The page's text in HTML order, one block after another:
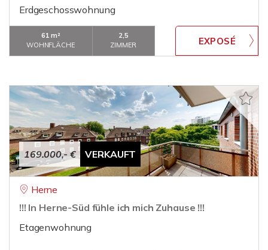
Erdgeschosswohnung
61 m²
WOHNFLÄCHE
2,5
ZIMMER
169.000,- € VERKAUFT
Herne
!!! In Herne-Süd fühle ich mich Zuhause !!!
Etagenwohnung